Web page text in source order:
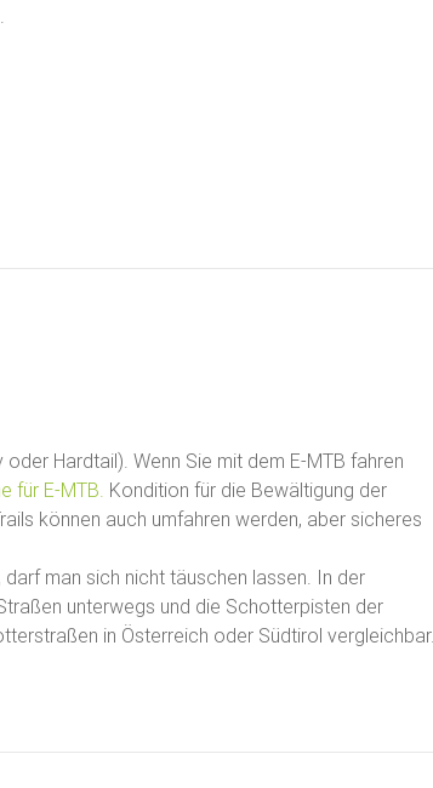
Hardtail). Wenn Sie mit dem E-MTB fahren
für E-MTB. Kondition für die Bewältigung der
können auch umfahren werden, aber sicheres
man sich nicht täuschen lassen. In der
unterwegs und die Schotterpisten der
in Österreich oder Südtirol vergleichbar.